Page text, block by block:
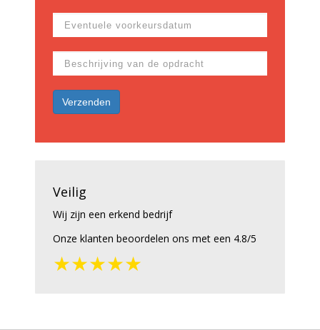
Veilig
Wij zijn een erkend bedrijf
Onze klanten beoordelen ons met een 4.8/5
★★★★★